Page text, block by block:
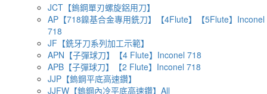
JCT【鎢鋼單刃螺旋鋁用刀】
AP【718鎳基合金專用銑刀】【4Flute】【5Flute】Inconel
718
JF【銑牙刀系列加工示範】
APN【子彈球刀】【4 Flute】Inconel 718
APB【子彈球刀】【2 Flute】Inconel 718
JJP【鎢鋼平底高速鑽】
JJFW【鎢鋼內冷平底高速鑽】All